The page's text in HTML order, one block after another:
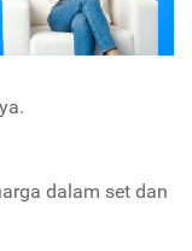
dalam set dan